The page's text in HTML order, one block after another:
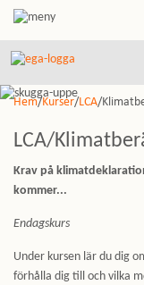
Hem/Kurser/LCA/
LCA/
Krav på
kommer...
Endagskurs
Under kursen lär du dig
förhålla dig till och vilka